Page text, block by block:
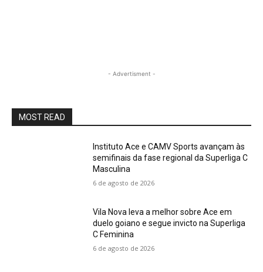
- Advertisment -
MOST READ
Instituto Ace e CAMV Sports avançam às
semifinais da fase regional da Superliga C
Masculina
6 de agosto de 2026
Vila Nova leva a melhor sobre Ace em
duelo goiano e segue invicto na Superliga
C Feminina
6 de agosto de 2026